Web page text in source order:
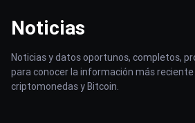
Noticias
Noticias y datos oportunos, completos,
para conocer la información más reciente
criptomonedas y Bitcoin.